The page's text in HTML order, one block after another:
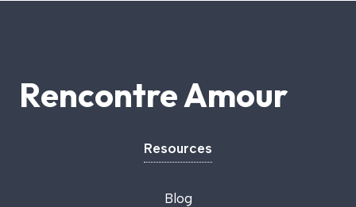
Rencontre Amour
Resources
Blog